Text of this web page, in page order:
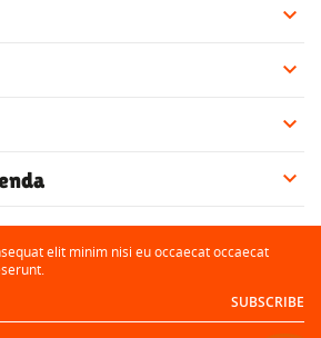




elit minim nisi eu occaecat occaecat
SUBSCRIBE